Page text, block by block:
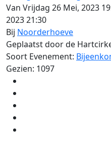
Van Vrijdag 26 Mei, 2023
2023 21:30
Bij Noorderhoeve
Geplaatst door de
Soort Evenement:
Gezien: 1097